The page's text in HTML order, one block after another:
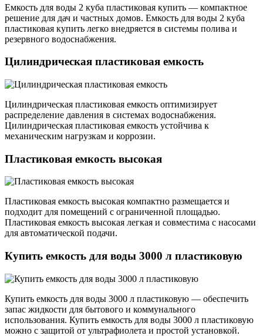
Емкость для воды 2 куба пластиковая купить — компактное
решение для дач и частных домов. Емкость для воды 2 куба
пластиковая купить легко внедряется в системы полива и
резервного водоснабжения.
Цилиндрическая пластиковая емкость
Цилиндрическая пластиковая емкость оптимизирует
распределение давления в системах водоснабжения.
Цилиндрическая пластиковая емкость устойчива к
механическим нагрузкам и коррозии.
Пластиковая емкость высокая
Пластиковая емкость высокая компактно размещается и
подходит для помещений с ограниченной площадью.
Пластиковая емкость высокая легкая и совместима с насосами
для автоматической подачи.
Купить емкость для воды 3000 л пластиковую
Купить емкость для воды 3000 л пластиковую — обеспечить
запас жидкости для бытового и коммунального
использования. Купить емкость для воды 3000 л пластиковую
можно с защитой от ультрафиолета и простой установкой.